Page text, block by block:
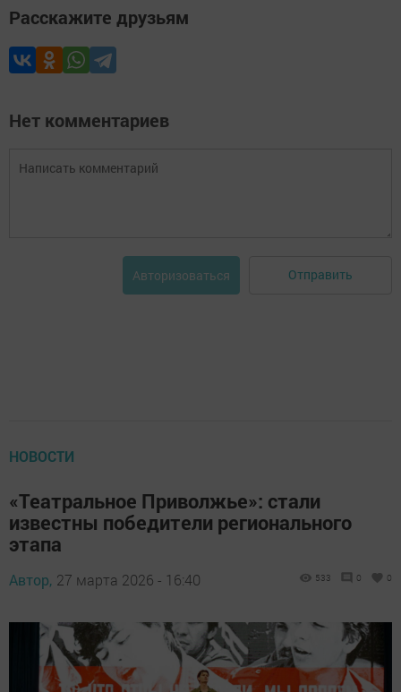
Расскажите друзьям
Нет комментариев
Авторизоваться Отправить
НОВОСТИ
«Театральное Приволжье»: стали
известны победители регионального
этапа
Автор, 27 марта 2026 - 16:40 533 0 0